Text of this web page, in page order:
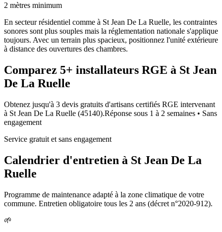
2 mètres minimum
En secteur résidentiel comme à St Jean De La Ruelle, les contraintes
sonores sont plus souples mais la réglementation nationale s'applique
toujours. Avec un terrain plus spacieux, positionnez l'unité extérieure
à distance des ouvertures des chambres.
Comparez 5+ installateurs RGE à St Jean
De La Ruelle
Obtenez jusqu'à 3 devis gratuits d'artisans certifiés RGE intervenant
à St Jean De La Ruelle (45140).Réponse sous 1 à 2 semaines • Sans
engagement
Service gratuit et sans engagement
Calendrier d'entretien à St Jean De La
Ruelle
Programme de maintenance adapté à la zone climatique de votre
commune. Entretien obligatoire tous les 2 ans (décret n°2020-912).
🌱